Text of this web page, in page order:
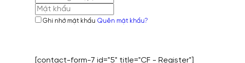
Ghi nhớ mật khẩu Quên mật khẩu?
[contact-form-7 id="5" title="CF - Register"]